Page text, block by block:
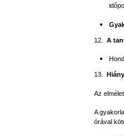
12. A
13.
Az
A
órával